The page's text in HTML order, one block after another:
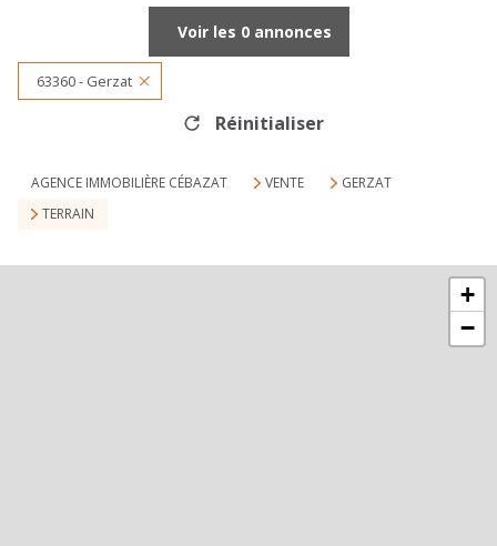
Voir les 0annonces
63360 - Gerzat
Réinitialiser
AGENCE IMMOBILIÈRE CÉBAZAT VENTE
GERZAT
TERRAIN
+
−